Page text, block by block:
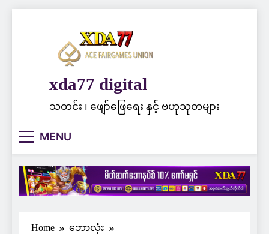
xda77 digital
သတင်း ၊ ဖျော်ဖြေရေး နှင့် ဗဟုသုတများ
MENU
Home
ဘောလုံး